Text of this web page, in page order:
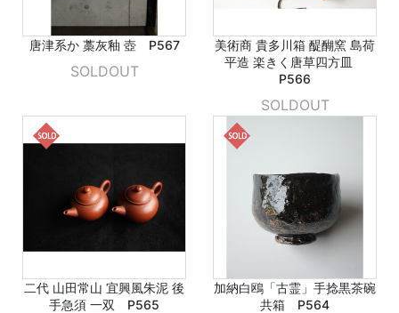
唐津系か 藁灰釉 壺 P567
SOLDOUT
美術商 貴多川箱 醍醐窯 島荷
平造 楽きく唐草四方皿
P566
SOLDOUT
二代 山田常山 宜興風朱泥 後
手急須 一双 P565
加納白鴎「古霊」手捻黒茶碗
共箱 P564